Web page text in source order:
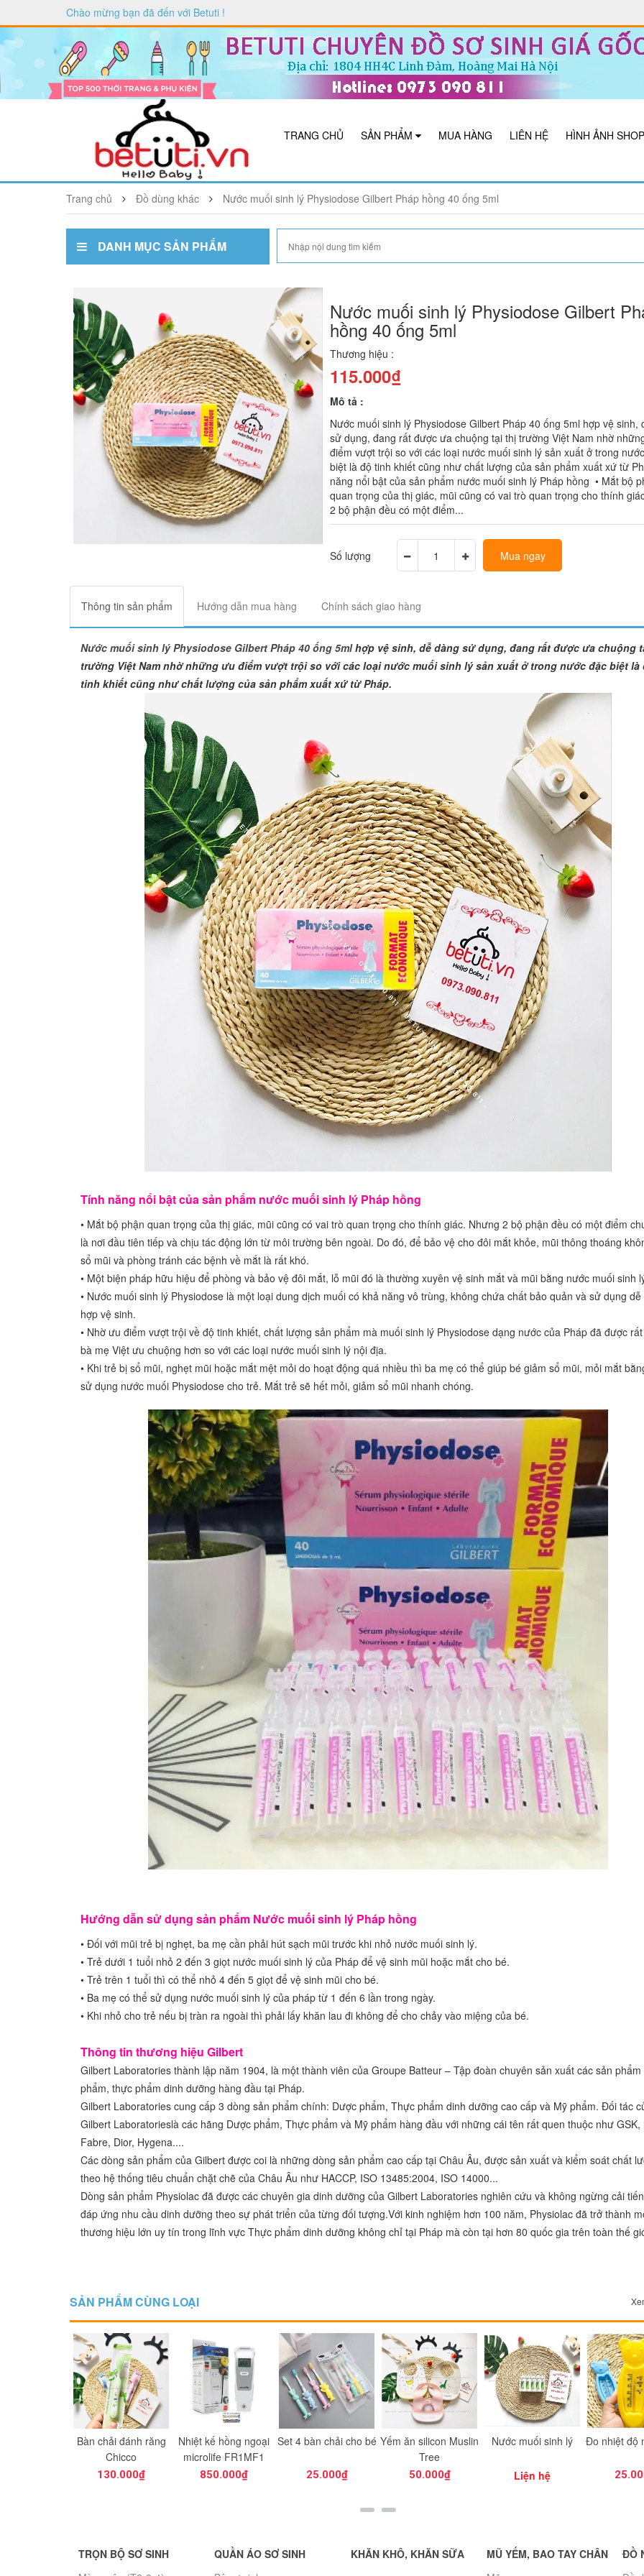
Chào mừng bạn đã đến với Betuti !
TRANG CHỦ SẢN PHẨM MUA HÀNG LIÊN HỆ HÌNH ẢNH SHOP
Trang chủ Đồ dùng khác Nước muối sinh lý Physiodose Gilbert Pháp hồng 40 ống 5ml
DANH MỤC SẢN PHẨM
Nước muối sinh lý Physiodose Gilbert
hồng 40 ống 5ml
Thương hiệu :
115.000₫
Mô tả :
Nước muối sinh lý Physiodose Gilbert Pháp 40 ống 5ml hợp vệ sinh,
sử dụng, đang rất được ưa chuộng tại thị trường Việt Nam nhờ
điểm vượt trội so với các loại nước muối sinh lý sản xuất ở trong
biệt là độ tinh khiết cũng như chất lượng của sản phẩm xuất xứ từ
năng nổi bật của sản phẩm nước muối sinh lý Pháp hồng • Mắt bộ
quan trọng của thị giác, mũi cũng có vai trò quan trọng cho thính
2 bộ phận đều có một điểm...
Số lượng Mua ngay
Thông tin sản phẩm Hướng dẫn mua hàng Chính sách giao hàng
Nước muối sinh lý Physiodose Gilbert Pháp 40 ống 5mlhợp vệ sinh, dễ dàng sử dụng, đang rất được ưa chuộng
trường Việt Nam nhờ những ưu điểm vượt trội so với các loại nước muối sinh lý sản xuất ở trong nước đặc biệt là
tinh khiết cũng như chất lượng của sản phẩm xuất xứ từ Pháp.
Tính năng nổi bật của sản phẩm nước muối sinh lý Pháp hồng
• Mắt bộ phận quan trọng của thị giác, mũi cũng có vai trò quan trọng cho thính giác. Nhưng 2 bộ phận đều có một điểm
là nơi đầu tiên tiếp và chịu tác động lớn từ môi trường bên ngoài. Do đó, để bảo vệ cho đôi mắt khỏe, mũi thông thoáng
sổ mũi và phòng tránh các bệnh về mắt là rất khó.
• Một biện pháp hữu hiệu để phòng và bảo vệ đôi mắt, lỗ mũi đó là thường xuyên vệ sinh mắt và mũi bằng nước muối sinh
• Nước muối sinh lý Physiodose là một loại dung dịch muối có khả năng vô trùng, không chứa chất bảo quản và sử dụng dễ
hợp vệ sinh.
• Nhờ ưu điểm vượt trội về độ tinh khiết, chất lượng sản phẩm mà muối sinh lý Physiodose dạng nước của Pháp đã được
bà mẹ Việt ưu chuộng hơn so với các loại nước muối sinh lý nội địa.
• Khi trẻ bị sổ mũi, nghẹt mũi hoặc mắt mệt mỏi do hoạt động quá nhiều thì ba mẹ có thể giúp bé giảm sổ mũi, mỏi mắt
sử dụng nước muối Physiodose cho trẻ. Mắt trẻ sẽ hết mỏi, giảm sổ mũi nhanh chóng.
Hướng dẫn sử dụng sản phẩm Nước muối sinh lý Pháp hồng
• Đối với mũi trẻ bị nghẹt, ba mẹ cần phải hút sạch mũi trước khi nhỏ nước muối sinh lý.
• Trẻ dưới 1 tuổi nhỏ 2 đến 3 giọt nước muối sinh lý của Pháp để vệ sinh mũi hoặc mắt cho bé.
• Trẻ trên 1 tuổi thì có thể nhỏ 4 đến 5 giọt để vệ sinh mũi cho bé.
• Ba mẹ có thể sử dụng nước muối sinh lý của pháp từ 1 đến 6 lần trong ngày.
• Khi nhỏ cho trẻ nếu bị tràn ra ngoài thì phải lấy khăn lau đi không để cho chảy vào miệng của bé.
Thông tin thương hiệu Gilbert
Gilbert Laboratories thành lập năm 1904, là một thành viên của Groupe Batteur – Tập đoàn chuyên sản xuất các sản
phẩm, thực phẩm dinh dưỡng hàng đầu tại Pháp.
Gilbert Laboratories cung cấp 3 dòng sản phẩm chính: Dược phẩm, Thực phẩm dinh dưỡng cao cấp và Mỹ phẩm. Đối tác
Gilbert Laboratorieslà các hãng Dược phẩm, Thực phẩm và Mỹ phẩm hàng đầu với những cái tên rất quen thuộc như GSK,
Fabre, Dior, Hygena....
Các dòng sản phẩm của Gilbert được coi là những dòng sản phẩm cao cấp tại Châu Âu, được sản xuất và kiểm soát chất
theo hệ thống tiêu chuẩn chặt chẽ của Châu Âu như HACCP, ISO 13485:2004, ISO 14000...
Dòng sản phẩm Physiolac đã được các chuyên gia dinh dưỡng của Gilbert Laboratories nghiên cứu và không ngừng cải
đáp ứng nhu cầu dinh dưỡng theo sự phát triển của từng đối tượng.Với kinh nghiệm hơn 100 năm, Physiolac đã trở thành
thương hiệu lớn uy tín trong lĩnh vực Thực phẩm dinh dưỡng không chỉ tại Pháp mà còn tại hơn 80 quốc gia trên toàn thế
SẢN PHẨM CÙNG LOẠI
Bàn chải đánh răng
Chicco
130.000₫
Nhiệt kế hồng ngoại
microlife FR1MF1
850.000₫
Set 4 bàn chải cho bé
25.000₫
Yếm ăn silicon Muslin
Tree
50.000₫
Nước muối sinh lý
Liện hệ
Đo nhiệt độ
hàng uy tin để mua hàng. Thật
mua hàng tại Betuti..."
Cầu Giấy, Hà Nội
TRỌN BỘ SƠ SINH
QUẦN ÁO SƠ SINH
KHĂN KHÔ, KHĂN SỮA
MŨ YẾM, BAO TAY CHÂN
ĐỒ